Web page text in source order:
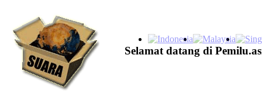
Selamat datang di